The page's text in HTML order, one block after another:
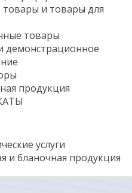
и товары для
товары
демонстрационное
продукция
услуги
и бланочная продукция